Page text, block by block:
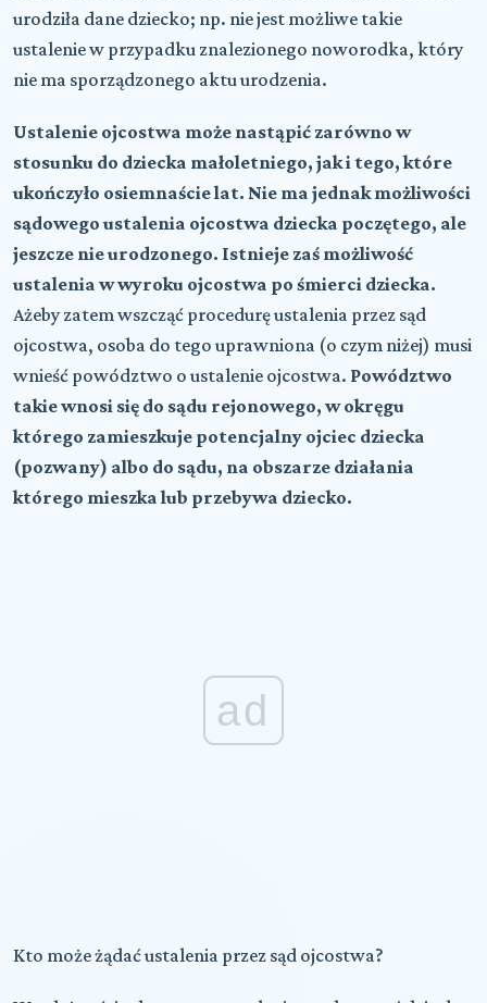
urodziła dane dziecko; np. nie jest możliwe takie
ustalenie w przypadku znalezionego noworodka, który
nie ma sporządzonego aktu urodzenia.
Ustalenie ojcostwa może nastąpić zarówno w
stosunku do dziecka małoletniego, jak i tego, które
ukończyło osiemnaście lat. Nie ma jednak możliwości
sądowego ustalenia ojcostwa dziecka poczętego, ale
jeszcze nie urodzonego. Istnieje zaś możliwość
ustalenia w wyroku ojcostwa po śmierci dziecka.
Ażeby zatem wszcząć procedurę ustalenia przez sąd
ojcostwa, osoba do tego uprawniona (o czym niżej) musi
wnieść powództwo o ustalenie ojcostwa. Powództwo
takie wnosi się do sądu rejonowego, w okręgu
którego zamieszkuje potencjalny ojciec dziecka
(pozwany) albo do sądu, na obszarze działania
którego mieszka lub przebywa dziecko.
ad
Kto może żądać ustalenia przez sąd ojcostwa?